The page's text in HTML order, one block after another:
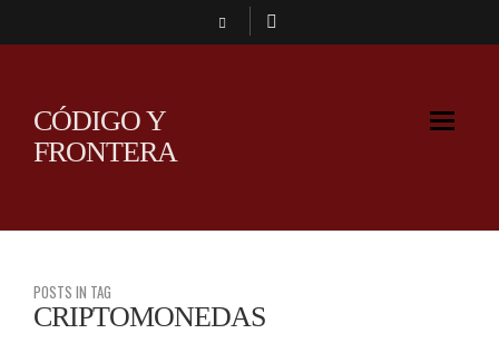
CÓDIGO Y
FRONTERA
POSTS IN TAG
CRIPTOMONEDAS